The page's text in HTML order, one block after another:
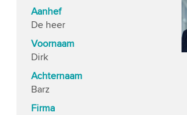
Aanhef
De heer
Voornaam
Dirk
Achternaam
Barz
Firma